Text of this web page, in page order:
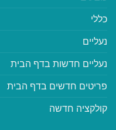
כללי
נעליים
נעליים חדשות בדף הבית
פריטים חדשים בדף הבית
קולקציה חדשה